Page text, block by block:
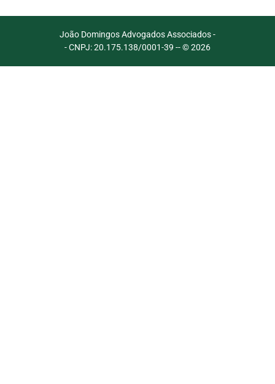
João Domingos Advogados Associados -
- CNPJ: 20.175.138/0001-39 -- © 2026